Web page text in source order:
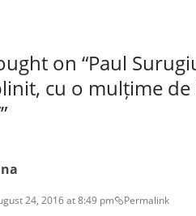
on “Paul
cu o mulțime
”
24, 2016 at 8:49 pm Permalink